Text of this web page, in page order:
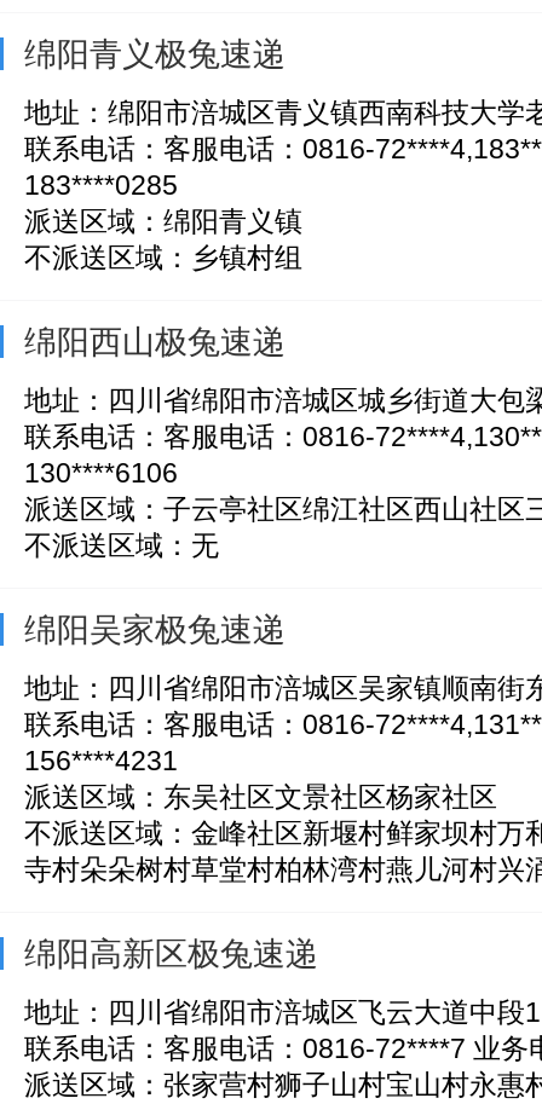
绵阳青义极兔速递
地址：绵阳市涪城区青义镇西南科技大
联系电话：客服电话：0816-
183****0285
派送区域：绵阳青义镇
不派送区域：乡镇村组
绵阳西山极兔速递
地址：四川省绵阳市涪城区城乡街道大包
联系电话：客服电话：0816-
130****6106
派送区域：子云亭社区绵江社区西山社区
不派送区域：无
绵阳吴家极兔速递
地址：四川省绵阳市涪城区吴家镇顺南街
联系电话：客服电话：0816-
156****4231
派送区域：东吴社区文景社区杨家社区
不派送区域：金峰社区新堰村鲜家坝村万
寺村朵朵树村草堂村柏林湾村燕儿河村兴
绵阳高新区极兔速递
地址：四川省绵阳市涪城区飞云大道中段
联系电话：客服电话：0816-72****7 业务
派送区域：张家营村狮子山村宝山村永惠